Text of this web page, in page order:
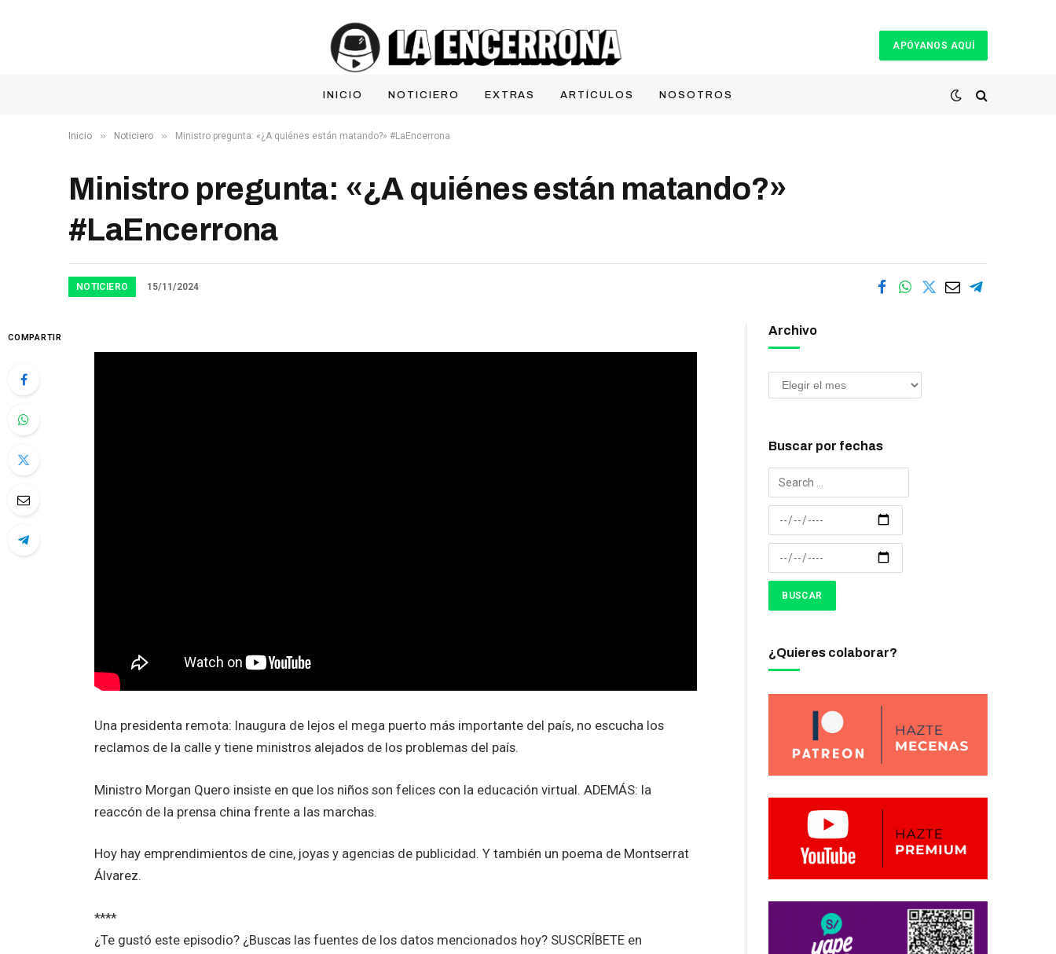
APÓYANOS AQUÍ
INICIO NOTICIERO EXTRAS ARTÍCULOS NOSOTROS
Inicio » Noticiero » Ministro pregunta: «¿A quiénes están matando?» #LaEncerrona
Ministro pregunta: «¿A quiénes están matando?»
#LaEncerrona
NOTICIERO 15/11/2024
COMPARTIR
Una presidenta remota: Inaugura de lejos el mega puerto más importante del país, no escucha los
reclamos de la calle y tiene ministros alejados de los problemas del país.
Ministro Morgan Quero insiste en que los niños son felices con la educación virtual. ADEMÁS: la
reaccón de la prensa china frente a las marchas.
Hoy hay emprendimientos de cine, joyas y agencias de publicidad. Y también un poema de Montserrat
Álvarez.
****
¿Te gustó este episodio? ¿Buscas las fuentes de los datos mencionados hoy? SUSCRÍBETE en
Archivo
Buscar por fechas
¿Quieres colaborar?